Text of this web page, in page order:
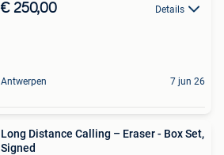
€ 250,00 Details
Antwerpen 7 jun 26
Long Distance Calling ‎– Eraser - Box Set,
Signed